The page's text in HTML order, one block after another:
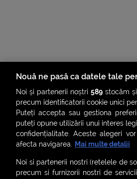
Nouă ne pasă ca datele tale
Noi și partenerii noștri589 stocăm
precum identificatorii cookie unici
Puteți accepta sau gestiona
puteți opune utilizării unui interes
confidențialitate. Aceste alegeri
afecta navigarea. Mai multe detalii
Noi si partenerii nostri (retelele de
precum si furnizorii nostri de